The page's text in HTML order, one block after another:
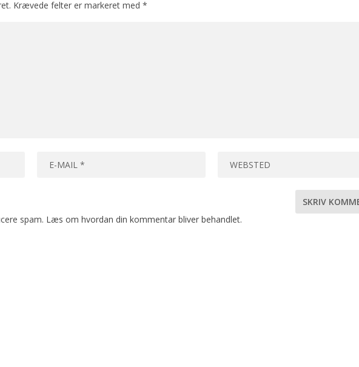
Krævede felter er markeret med*
spam. Læs om hvordan din kommentar bliver behandlet.